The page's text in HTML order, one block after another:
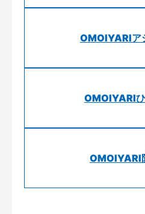
OMOIYARIア
OMOIYARI
OMOIYARI